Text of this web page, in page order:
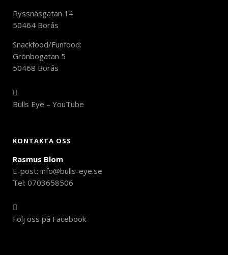
Ryssnäsgatan 14
50464 Borås
Snackfood/Funfood:
Grönbogatan 5
50468 Borås
Bulls Eye – YouTube
KONTAKTA OSS
Rasmus Blom
E-post: info@bulls-eye.se
Tel: 0703658506
Följ oss på Facebook